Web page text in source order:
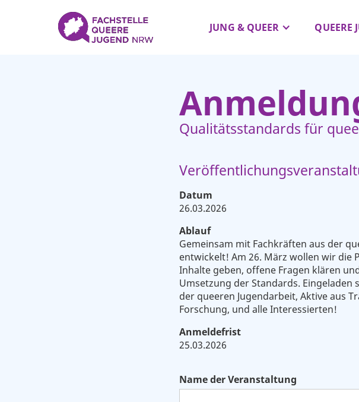
JUNG & QUEER QUEERE
Qualitätsstandards für
Datum
26.03.2026
Ablauf
Gemeinsam mit Fachkräften aus der
entwickelt! Am 26. März wollen wir die
Inhalte geben, offene Fragen klären
Umsetzung der Standards.
der queeren Jugendarbeit, Aktive aus
Forschung, und alle Interessierten!
Anmeldefrist
25.03.2026
Name der Veranstaltung